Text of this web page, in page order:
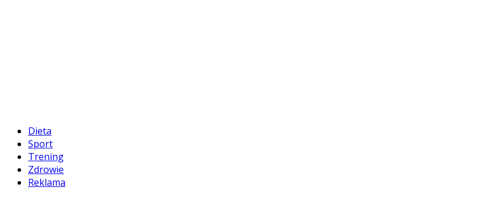
Dieta
Sport
Trening
Zdrowie
Reklama